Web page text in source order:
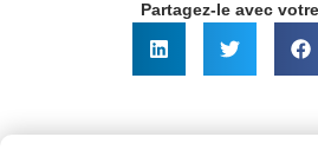
Partagez-le avec